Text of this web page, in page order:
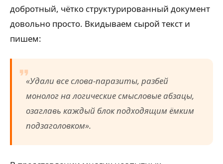
добротный, чётко структурированный документ
довольно просто. Вкидываем сырой текст и
пишем:
«Удали все слова-паразиты, разбей
монолог на логические смысловые абзацы,
озаглавь каждый блок подходящим ёмким
подзаголовком».